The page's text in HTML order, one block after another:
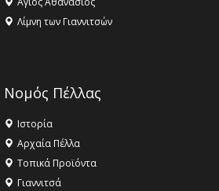
Λίμνη των Γιαννιτσών
Νομός Πέλλας
Ιστορία
Αρχαία Πέλλα
Τοπικά Προϊόντα
Γιαννιτσά